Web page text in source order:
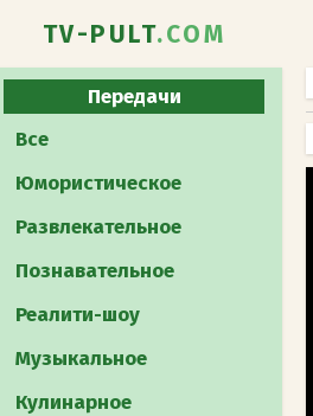
TV-PULT.COM
Передачи
Все
Юмористическое
Развлекательное
Познавательное
Реалити-шоу
Музыкальное
Кулинарное